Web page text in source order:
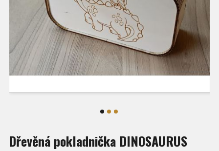
Dřevěná pokladnička DINOSAURUS